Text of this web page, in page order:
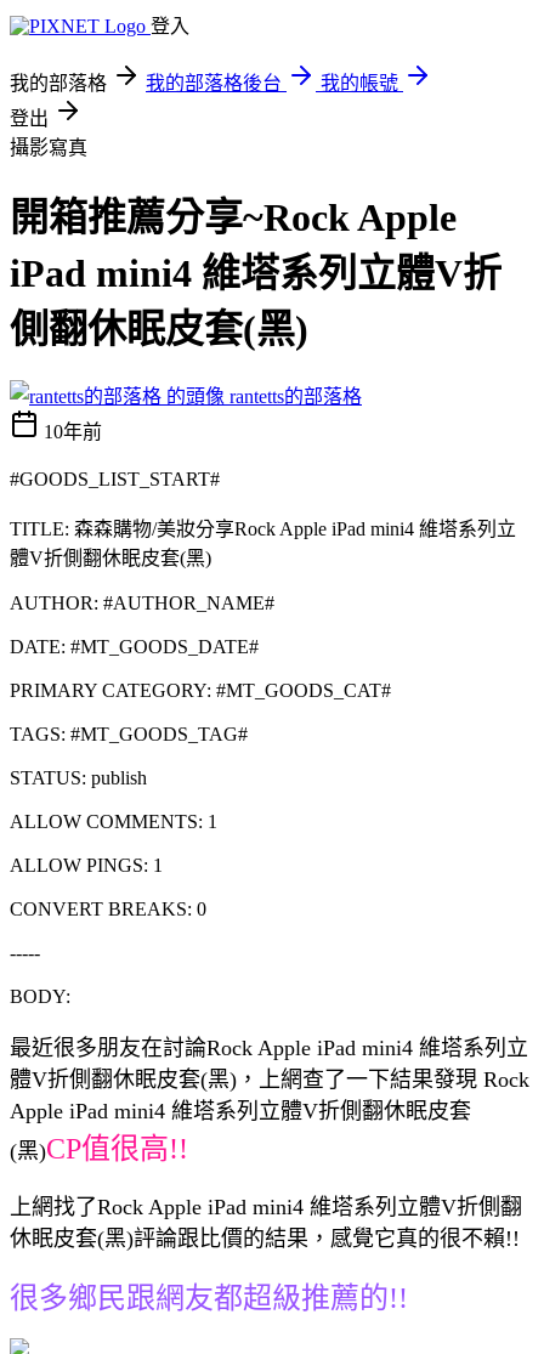
登入
我的部落格 我的部落格後台
我的帳號
登出
攝影寫真
開箱推薦分享~Rock Apple
iPad mini4 維塔系列立體V折
側翻休眠皮套(黑)
rantetts的部落格
10年前
#GOODS_LIST_START#
TITLE: 森森購物/美妝分享Rock Apple iPad mini4 維塔系列立
體V折側翻休眠皮套(黑)
AUTHOR: #AUTHOR_NAME#
DATE: #MT_GOODS_DATE#
PRIMARY CATEGORY: #MT_GOODS_CAT#
TAGS: #MT_GOODS_TAG#
STATUS: publish
ALLOW COMMENTS: 1
ALLOW PINGS: 1
CONVERT BREAKS: 0
-----
BODY:
最近很多朋友在討論Rock Apple iPad mini4 維塔系列立
體V折側翻休眠皮套(黑)，上網查了一下結果發現 Rock
Apple iPad mini4 維塔系列立體V折側翻休眠皮套
(黑)CP值很高!!
上網找了Rock Apple iPad mini4 維塔系列立體V折側翻
休眠皮套(黑)評論跟比價的結果，感覺它真的很不賴!!
很多鄉民跟網友都超級推薦的!!